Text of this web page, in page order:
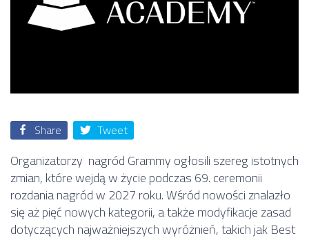
Share Tweet
Organizatorzy nagród Grammy ogłosili szereg istotnych
zmian, które wejdą w życie podczas 69. ceremonii
rozdania nagród w 2027 roku. Wśród nowości znalazło
się aż pięć nowych kategorii, a także modyfikacje zasad
dotyczących najważniejszych wyróżnień, takich jak Best